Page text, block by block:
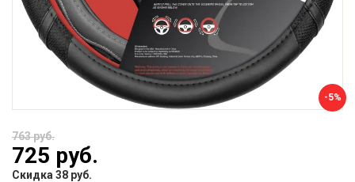
-5%
763 руб.
725 руб.
Скидка 38 руб.